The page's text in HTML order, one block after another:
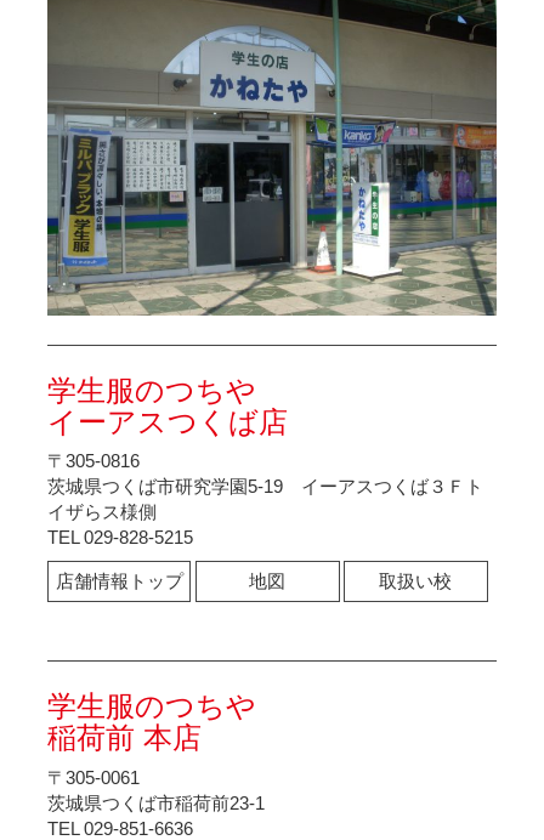
学生服のつちや
イーアスつくば店
〒305-0816
茨城県つくば市研究学園5-19 イーアスつくば３Ｆト
イザらス様側
TEL 029-828-5215
店舗情報トップ 地図 取扱い校
学生服のつちや
稲荷前 本店
〒305-0061
茨城県つくば市稲荷前23-1
TEL 029-851-6636